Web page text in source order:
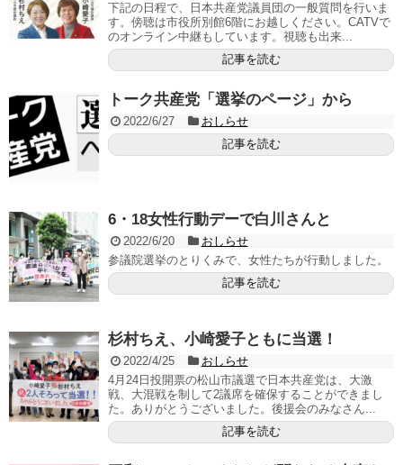
下記の日程で、日本共産党議員団の一般質問を行いま
す。傍聴は市役所別館6階にお越しください。CATVで
のオンライン中継もしています。視聴も出来...
記事を読む
トーク共産党「選挙のページ」から
2022/6/27
おしらせ
記事を読む
6・18女性行動デーで白川さんと
2022/6/20
おしらせ
参議院選挙のとりくみで、女性たちが行動しました。
記事を読む
杉村ちえ、小崎愛子ともに当選！
2022/4/25
おしらせ
4月24日投開票の松山市議選で日本共産党は、大激
戦、大混戦を制して2議席を確保することができまし
た。ありがとうございました。後援会のみなさん...
記事を読む